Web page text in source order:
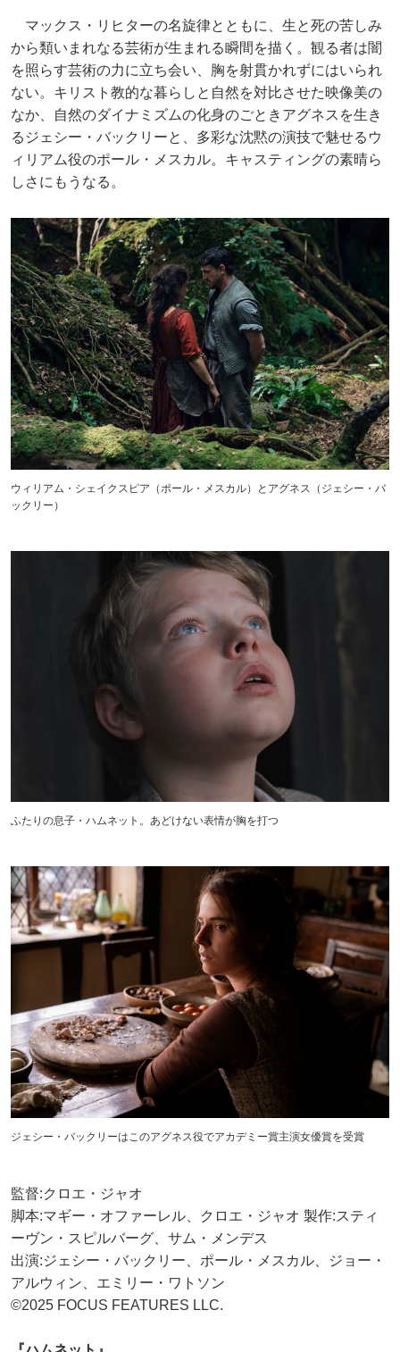
マックス・リヒターの名旋律とともに、生と死の苦しみ
から類いまれなる芸術が生まれる瞬間を描く。観る者は闇
を照らす芸術の力に立ち会い、胸を射貫かれずにはいられ
ない。キリスト教的な暮らしと自然を対比させた映像美の
なか、自然のダイナミズムの化身のごときアグネスを生き
るジェシー・バックリーと、多彩な沈黙の演技で魅せるウ
ィリアム役のポール・メスカル。キャスティングの素晴ら
しさにもうなる。
ウィリアム・シェイクスピア（ポール・メスカル）とアグネス（ジェシー・バ
ックリー）
ふたりの息子・ハムネット。あどけない表情が胸を打つ
ジェシー・バックリーはこのアグネス役でアカデミー賞主演女優賞を受賞
監督:クロエ・ジャオ
脚本:マギー・オファーレル、クロエ・ジャオ 製作:スティ
ーヴン・スピルバーグ、サム・メンデス
出演:ジェシー・バックリー、ポール・メスカル、ジョー・
アルウィン、エミリー・ワトソン
©2025 FOCUS FEATURES LLC.